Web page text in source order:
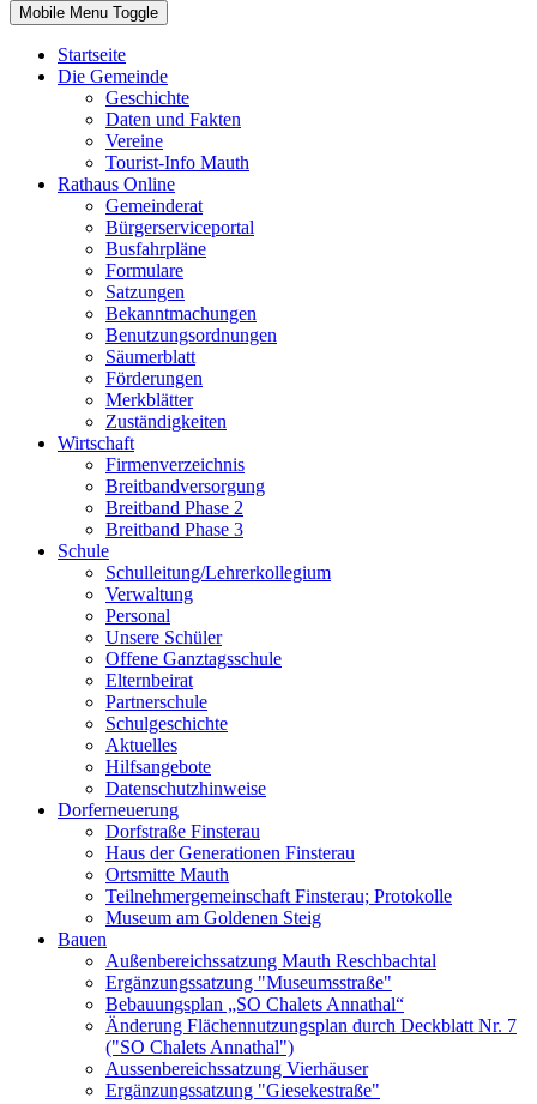
Mobile Menu Toggle
Startseite
Die Gemeinde
Geschichte
Daten und Fakten
Vereine
Tourist-Info Mauth
Rathaus Online
Gemeinderat
Bürgerserviceportal
Busfahrpläne
Formulare
Satzungen
Bekanntmachungen
Benutzungsordnungen
Säumerblatt
Förderungen
Merkblätter
Zuständigkeiten
Wirtschaft
Firmenverzeichnis
Breitbandversorgung
Breitband Phase 2
Breitband Phase 3
Schule
Schulleitung/Lehrerkollegium
Verwaltung
Personal
Unsere Schüler
Offene Ganztagsschule
Elternbeirat
Partnerschule
Schulgeschichte
Aktuelles
Hilfsangebote
Datenschutzhinweise
Dorferneuerung
Dorfstraße Finsterau
Haus der Generationen Finsterau
Ortsmitte Mauth
Teilnehmergemeinschaft Finsterau; Protokolle
Museum am Goldenen Steig
Bauen
Außenbereichssatzung Mauth Reschbachtal
Ergänzungssatzung "Museumsstraße"
Bebauungsplan „SO Chalets Annathal“
Änderung Flächennutzungsplan durch Deckblatt Nr. 7
("SO Chalets Annathal")
Aussenbereichssatzung Vierhäuser
Ergänzungssatzung "Giesekestraße"